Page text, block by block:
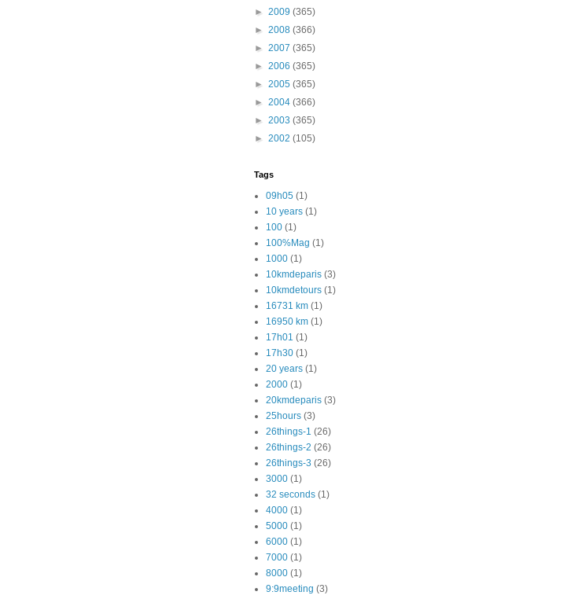
► 2009 (365)
► 2008 (366)
► 2007 (365)
► 2006 (365)
► 2005 (365)
► 2004 (366)
► 2003 (365)
► 2002 (105)
Tags
09h05 (1)
10 years (1)
100 (1)
100%Mag (1)
1000 (1)
10kmdeparis (3)
10kmdetours (1)
16731 km (1)
16950 km (1)
17h01 (1)
17h30 (1)
20 years (1)
2000 (1)
20kmdeparis (3)
25hours (3)
26things-1 (26)
26things-2 (26)
26things-3 (26)
3000 (1)
32 seconds (1)
4000 (1)
5000 (1)
6000 (1)
7000 (1)
8000 (1)
9:9meeting (3)